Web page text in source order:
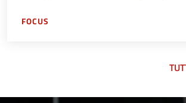
FOCUS